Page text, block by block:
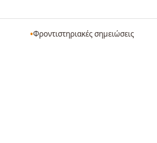
Φροντιστηριακές σημειώσεις